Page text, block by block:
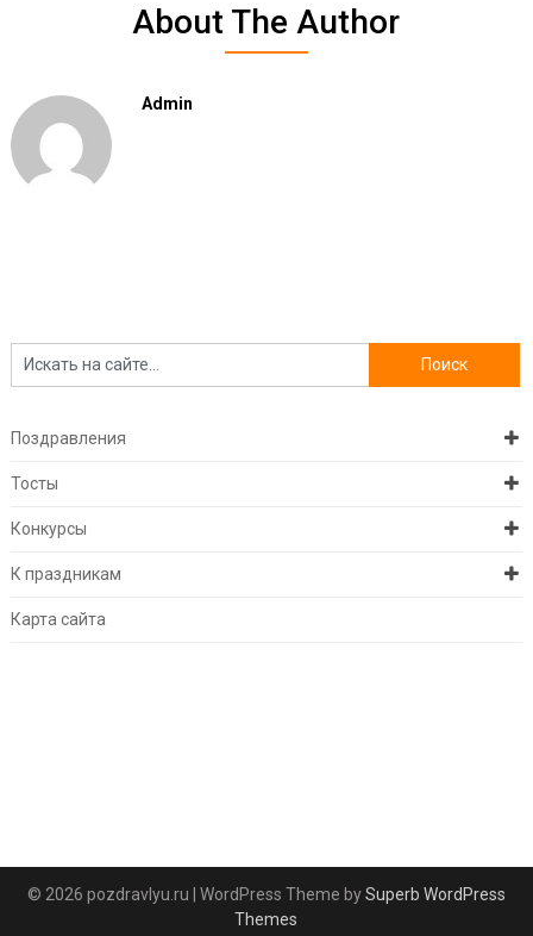
About The Author
Admin
Поздравления
Тосты
Конкурсы
К праздникам
Карта сайта
© 2026 pozdravlyu.ru | WordPress Theme bySuperb WordPress
Themes